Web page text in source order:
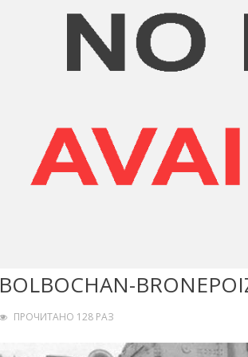
BOLBOCHAN-
ПРОЧИТАНО 128 РАЗ